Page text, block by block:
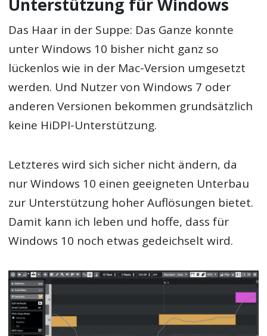
Unterstützung für Windows
Das Haar in der Suppe: Das Ganze konnte
unter Windows 10 bisher nicht ganz so
lückenlos wie in der Mac-Version umgesetzt
werden. Und Nutzer von Windows 7 oder
anderen Versionen bekommen grundsätzlich
keine HiDPI-Unterstützung.
Letzteres wird sich sicher nicht ändern, da
nur Windows 10 einen geeigneten Unterbau
zur Unterstützung hoher Auflösungen bietet.
Damit kann ich leben und hoffe, dass für
Windows 10 noch etwas gedeichselt wird.